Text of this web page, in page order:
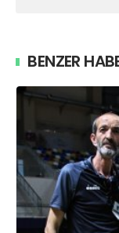
BENZER